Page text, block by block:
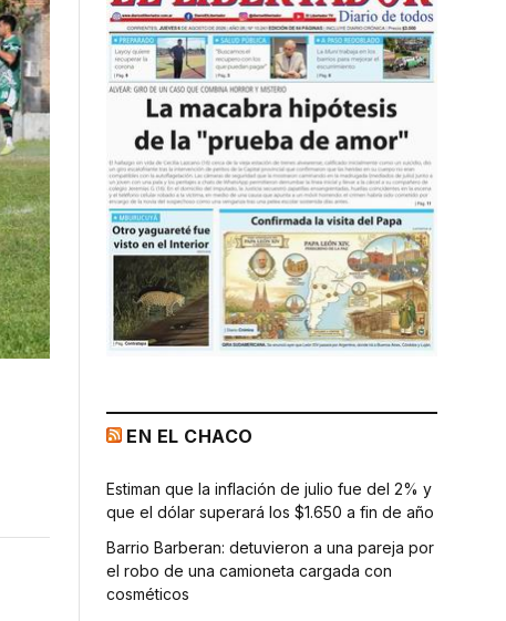
EN EL CHACO
Estiman que la inflación de julio fue del 2% y
que el dólar superará los $1.650 a fin de año
Barrio Barberan: detuvieron a una pareja por
el robo de una camioneta cargada con
cosméticos